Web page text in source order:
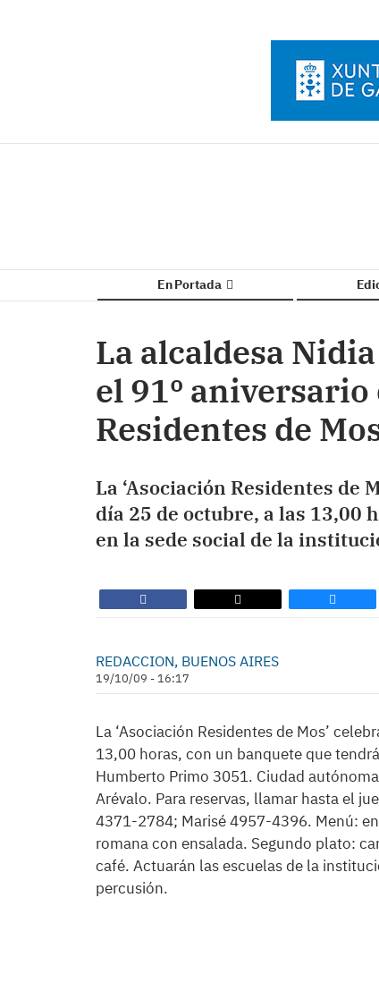
En Portada
La alcaldesa
el 91º aniversario
Residentes de
La ‘Asociación Residentes de
día 25 de octubre, a las 13,00
en la sede social de la
REDACCION, BUENOS AIRES
19/10/09 - 16:17
La ‘Asociación Residentes de Mos’
13,00 horas, con un banquete que
Humberto Primo 3051. Ciudad
Arévalo. Para reservas, llamar hasta el
4371-2784; Marisé 4957-4396. Menú:
romana con ensalada. Segundo plato:
café. Actuarán las escuelas de la
percusión.